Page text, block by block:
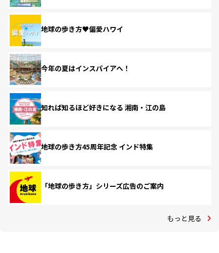
地球の歩き方♥偏愛ハワイ
今年の夏はインスパイアへ！
知れば知るほど好きになる 湘南・江の島
地球の歩き方45周年記念 インド特集
「地球の歩き方」シリーズ広告のご案内
もっと見る